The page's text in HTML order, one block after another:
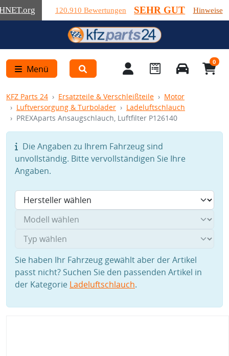
.org 120.910 Bewertungen SEHR GUT Hinweise
Menü
0
KFZ Parts 24 Ersatzteile & Verschleißteile
Motor
Luftversorgung & Turbolader
Ladeluftschlauch
PREXAparts Ansaugschlauch, Luftfilter P126140
Die Angaben zu Ihrem Fahrzeug sind
unvollständig. Bitte vervollständigen Sie Ihre
Angaben.
Sie haben Ihr Fahrzeug gewählt aber der Artikel
passt nicht? Suchen Sie den passenden Artikel in
der Kategorie Ladeluftschlauch.